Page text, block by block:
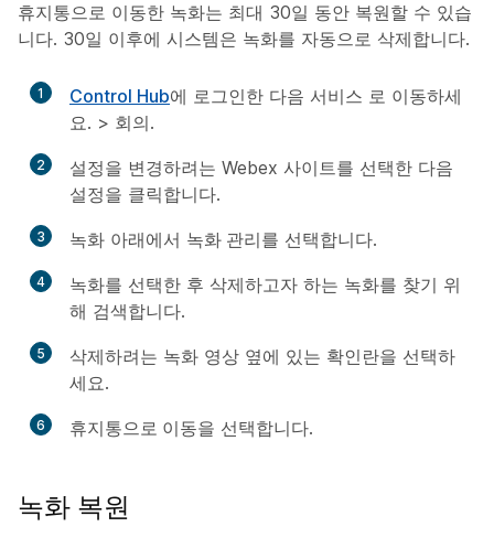
휴지통으로 이동한 녹화는 최대 30일 동안 복원할 수 있습
니다. 30일 이후에 시스템은 녹화를 자동으로 삭제합니다.
1 Control Hub에 로그인한 다음 서비스 로 이동하세
요. > 회의.
2
설정을 변경하려는 Webex 사이트를 선택한 다음
설정을 클릭합니다.
3 녹화 아래에서 녹화 관리를 선택합니다.
4 녹화를 선택한 후 삭제하고자 하는 녹화를 찾기 위
해 검색합니다.
5
삭제하려는 녹화 영상 옆에 있는 확인란을 선택하
세요.
6 휴지통으로 이동을 선택합니다.
녹화 복원